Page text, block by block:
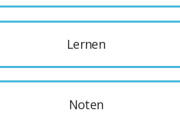
Lernen
Noten